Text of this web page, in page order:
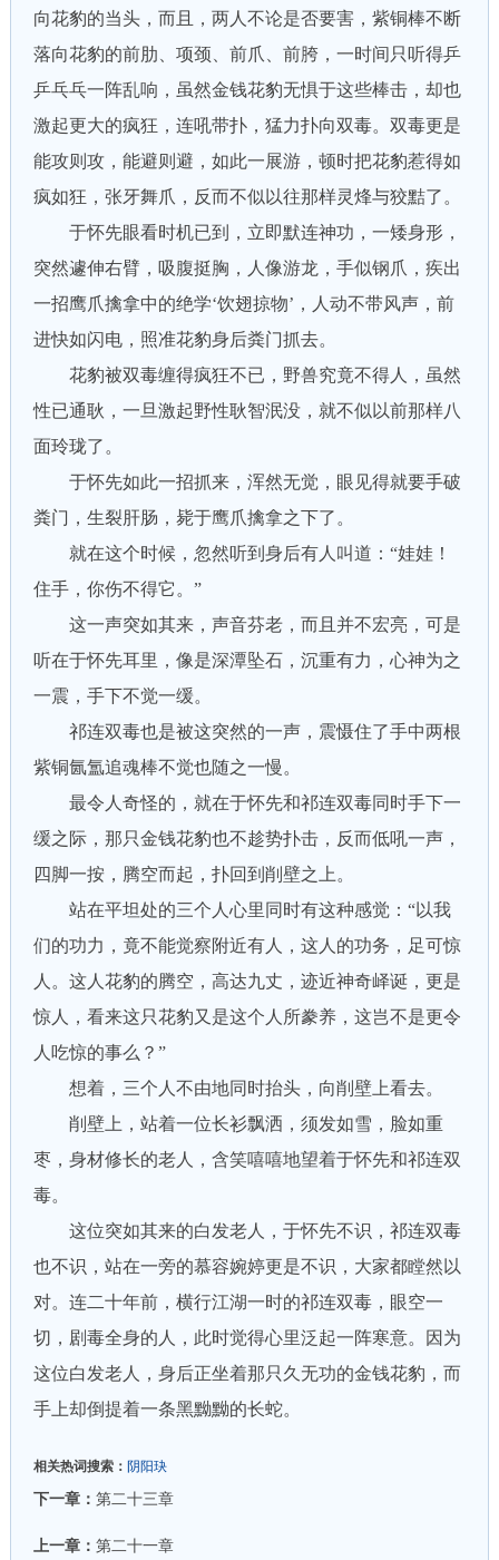
向花豹的当头，而且，两人不论是否要害，紫铜棒不断
落向花豹的前肋、项颈、前爪、前胯，一时间只听得乒
乒乓乓一阵乱响，虽然金钱花豹无惧于这些棒击，却也
激起更大的疯狂，连吼带扑，猛力扑向双毒。双毒更是
能攻则攻，能避则避，如此一展游，顿时把花豹惹得如
疯如狂，张牙舞爪，反而不似以往那样灵烽与狡黠了。
于怀先眼看时机已到，立即默连神功，一矮身形，
突然遽伸右臂，吸腹挺胸，人像游龙，手似钢爪，疾出
一招鹰爪擒拿中的绝学‘饮翅掠物’，人动不带风声，前
进快如闪电，照准花豹身后粪门抓去。
花豹被双毒缠得疯狂不已，野兽究竟不得人，虽然
性已通耿，一旦激起野性耿智泯没，就不似以前那样八
面玲珑了。
于怀先如此一招抓来，浑然无觉，眼见得就要手破
粪门，生裂肝肠，毙于鹰爪擒拿之下了。
就在这个时候，忽然听到身后有人叫道：“娃娃！
住手，你伤不得它。”
这一声突如其来，声音芬老，而且并不宏亮，可是
听在于怀先耳里，像是深潭坠石，沉重有力，心神为之
一震，手下不觉一缓。
祁连双毒也是被这突然的一声，震慑住了手中两根
紫铜氤氲追魂棒不觉也随之一慢。
最令人奇怪的，就在于怀先和祁连双毒同时手下一
缓之际，那只金钱花豹也不趁势扑击，反而低吼一声，
四脚一按，腾空而起，扑回到削壁之上。
站在平坦处的三个人心里同时有这种感觉：“以我
们的功力，竟不能觉察附近有人，这人的功务，足可惊
人。这人花豹的腾空，高达九丈，迹近神奇峄诞，更是
惊人，看来这只花豹又是这个人所豢养，这岂不是更令
人吃惊的事么？”
想着，三个人不由地同时抬头，向削壁上看去。
削壁上，站着一位长衫飘洒，须发如雪，脸如重
枣，身材修长的老人，含笑嘻嘻地望着于怀先和祁连双
毒。
这位突如其来的白发老人，于怀先不识，祁连双毒
也不识，站在一旁的慕容婉婷更是不识，大家都瞠然以
对。连二十年前，横行江湖一时的祁连双毒，眼空一
切，剧毒全身的人，此时觉得心里泛起一阵寒意。因为
这位白发老人，身后正坐着那只久无功的金钱花豹，而
手上却倒提着一条黑黝黝的长蛇。
相关热词搜索： 阴阳玦
下一章： 第二十三章
上一章： 第二十一章